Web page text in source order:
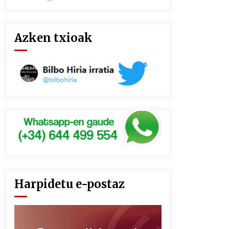
Azken txioak
Harpidetu e-postaz